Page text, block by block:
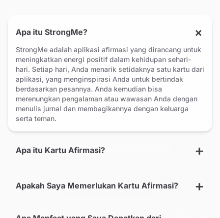
Apa itu StrongMe?
StrongMe adalah aplikasi afirmasi yang dirancang untuk
meningkatkan energi positif dalam kehidupan sehari-
hari. Setiap hari, Anda menarik setidaknya satu kartu dari
aplikasi, yang menginspirasi Anda untuk bertindak
berdasarkan pesannya. Anda kemudian bisa
merenungkan pengalaman atau wawasan Anda dengan
menulis jurnal dan membagikannya dengan keluarga
serta teman.
Apa itu Kartu Afirmasi?
Apakah Saya Memerlukan Kartu Afirmasi?